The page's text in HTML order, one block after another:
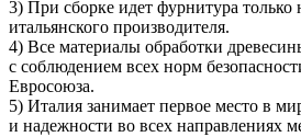
3) При сборке идет фурнитура только
итальянского производителя.
4) Все материалы обработки
с соблюдением всех норм
Евросоюза.
5) Италия занимает первое место в
и надежности во всех направлениях